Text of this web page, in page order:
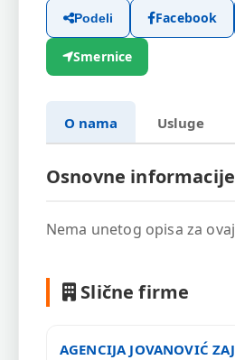
Podeli Facebook
Smernice
O nama Usluge
Osnovne informacije
Nema unetog opisa za
Slične firme
AGENCIJA JOVANOVIĆ